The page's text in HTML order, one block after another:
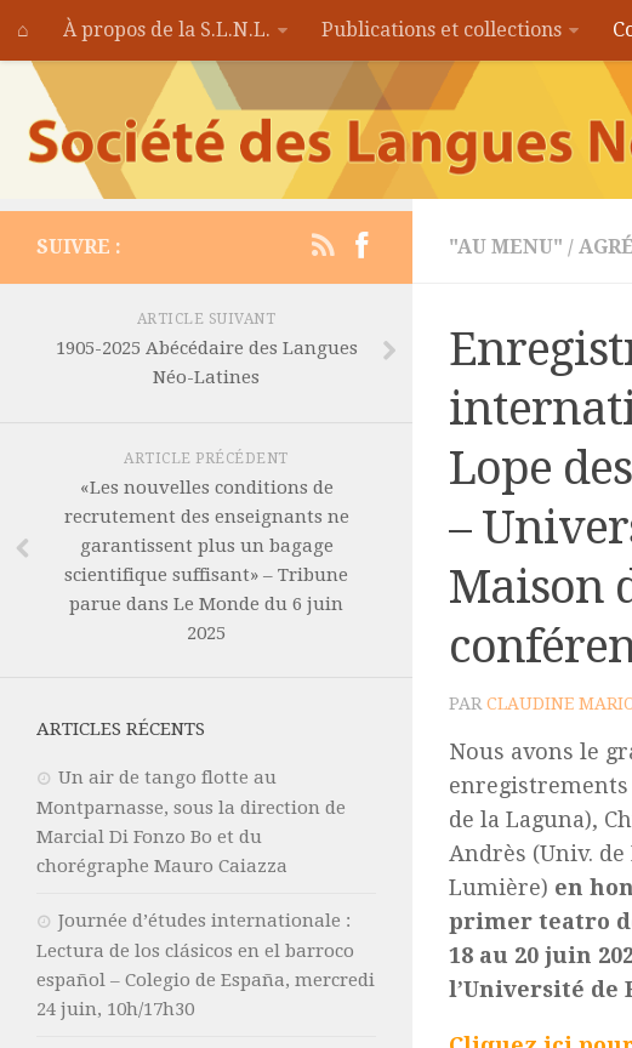
⌂ À propos de la S.L.N.L. Publications et collections
"AU MENU" /
Lope
–
Maison
PAR CLAUDINE
Nous avons le
de la Laguna),
Andrès (Univ.
Lumière) en
primer teatro
18 au 20 juin
l’Université de
SUIVRE :
ARTICLE SUIVANT
1905-2025 Abécédaire des Langues
Néo-Latines
ARTICLE PRÉCÉDENT
«Les nouvelles conditions de
recrutement des enseignants ne
garantissent plus un bagage
scientifique suffisant» – Tribune
parue dans Le Monde du 6 juin
2025
ARTICLES RÉCENTS
Un air de tango flotte au
Montparnasse, sous la direction de
Marcial Di Fonzo Bo et du
chorégraphe Mauro Caiazza
Journée d’études internationale :
Lectura de los clásicos en el barroco
español – Colegio de España, mercredi
24 juin, 10h/17h30